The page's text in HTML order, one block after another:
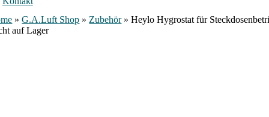
»G.A.Luft Shop » Zubehör»Heylo Hygrostat für
auf Lager